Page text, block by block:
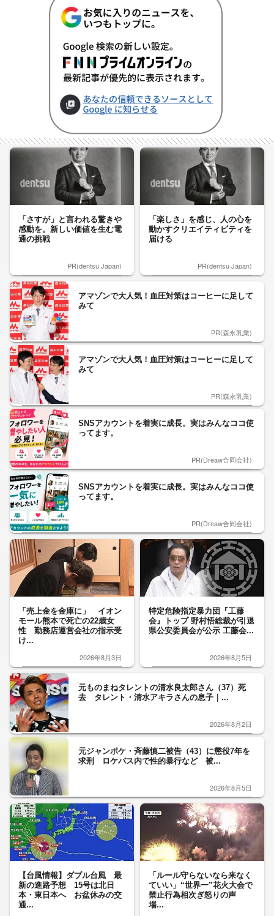
「さすが」と言われる驚きや
感動を。新しい価値を生む電
通の挑戦
PR(dentsu Japan)
「楽しさ」を感じ、人の心を
動かすクリエイティビティを
届ける
PR(dentsu Japan)
アマゾンで大人気！血圧対策はコーヒーに足して
みて
PR(森永乳業)
アマゾンで大人気！血圧対策はコーヒーに足して
みて
PR(森永乳業)
SNSアカウントを着実に成長。実はみんなココ使
ってます。
PR(Dreaw合同会社)
SNSアカウントを着実に成長。実はみんなココ使
ってます。
PR(Dreaw合同会社)
「売上金を金庫に」 イオン
モール熊本で死亡の22歳女
性 勤務店運営会社の指示受
け...
2026年8月3日
特定危険指定暴力団『工藤
会』トップ 野村悟総裁が引退
県公安委員会が公示 工藤会...
2026年8月5日
元ものまねタレントの清水良太郎さん（37）死
去 タレント・清水アキラさんの息子｜...
2026年8月2日
元ジャンポケ・斉藤慎二被告（43）に懲役7年を
求刑 ロケバス内で性的暴行など 被...
2026年8月5日
【台風情報】ダブル台風 最
新の進路予想 15号は北日
本・東日本へ お盆休みの交
通...
「ルール守らないなら来なく
ていい」“世界一”花火大会で
禁止行為相次ぎ怒りの声
場...